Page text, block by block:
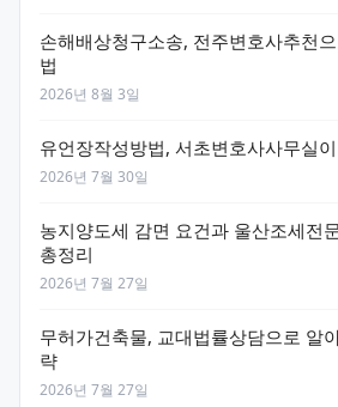
손해배상청구소송, 전주변호사추천
법
2026년 8월 3일
유언장작성방법, 서초변호사사무실
2026년 7월 30일
농지양도세 감면 요건과 울산조세전
총정리
2026년 7월 27일
무허가건축물, 교대법률상담으로 알
략
2026년 7월 27일